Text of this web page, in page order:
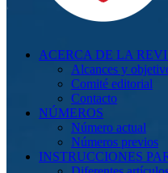
ACERCA DE LA
Alcances y
Comité editorial
Contacto
NÚMEROS
Número actual
Números previos
INSTRUCCIONES